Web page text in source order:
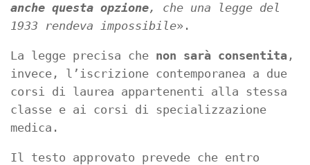
anche questa opzione, che una legge del
1933 rendeva impossibile».
La legge precisa che non sarà consentita ,
invece, l’iscrizione contemporanea a due
corsi di laurea appartenenti alla stessa
classe e ai corsi di specializzazione
medica.
Il testo approvato prevede che entro